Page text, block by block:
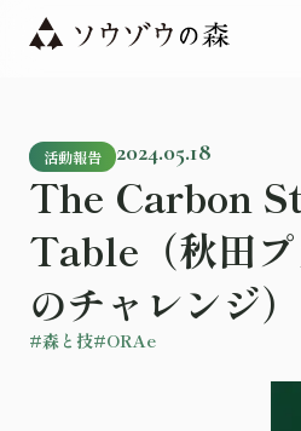
活動報告 2024.05.18
The Carbon
Table（秋田
のチャレンジ）
#森と技#ORAe